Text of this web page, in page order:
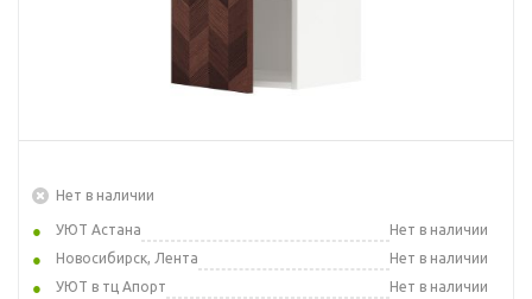
Нет в наличии
УЮТ Астана
Нет в наличии
Новосибирск, Лента
Нет в наличии
УЮТ в тц Апорт
Нет в наличии